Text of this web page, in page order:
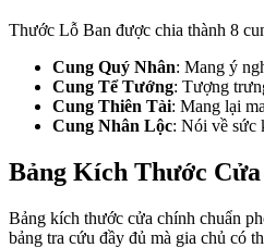
Thước Lỗ Ban được chia thành 8
Cung Quý Nhân: Mang ý
Cung Tể Tướng: Tượng
Cung Thiên Tài: Mang lại
Cung Nhân Lộc: Nói về sức
Bảng Kích Thước
Bảng kích thước cửa chính chuẩn
bảng tra cứu đầy đủ mà gia chủ có